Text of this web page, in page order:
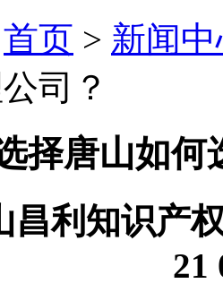
首页 > 新闻
司？
择唐山如何
昌利知识产
21